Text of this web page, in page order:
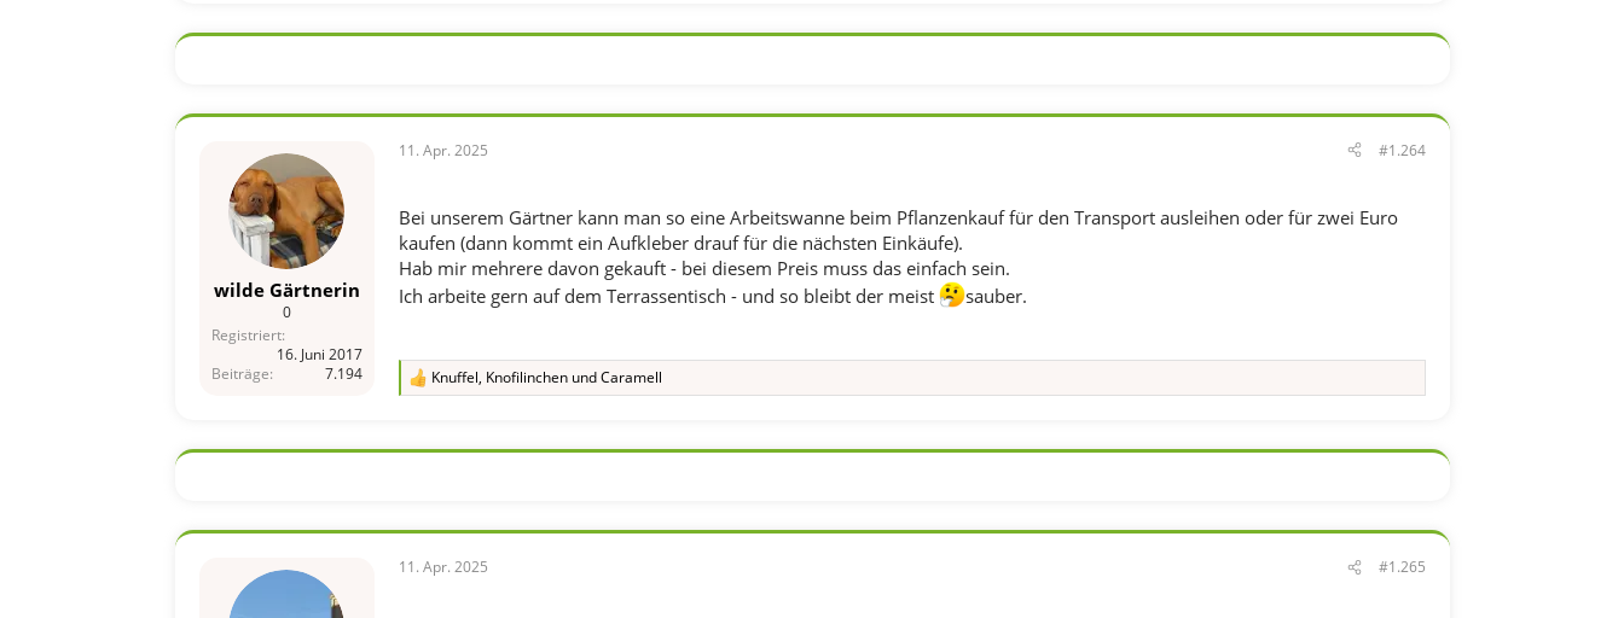
e
n
wilde Gärtnerin
0
Registriert
16. Juni 2017
Beiträge
7.194
11. Apr. 2025 #1.264
Bei unserem Gärtner kann man so eine Arbeitswanne beim Pflanzenkauf für den Transport ausleihen oder für zwei Euro
kaufen (dann kommt ein Aufkleber drauf für die nächsten Einkäufe).
Hab mir mehrere davon gekauft - bei diesem Preis muss das einfach sein.
Ich arbeite gern auf dem Terrassentisch - und so bleibt der meist
sauber.
R
e
n
Knuffel, KnofilinchenundCaramell
11. Apr. 2025 #1.265